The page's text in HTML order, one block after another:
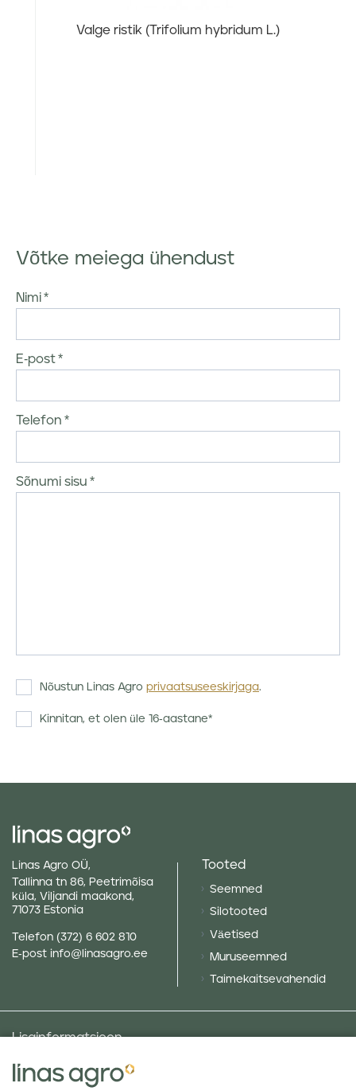
Valge ristik (Trifolium hybridum L.)
Võtke meiega ühendust
Nimi
E-post
Telefon
Sõnumi sisu
Nõustun Linas Agro privaatsuseeskirjaga.
Kinnitan, et olen üle 16-aastane*
Linas Agro OÜ,
Tallinna tn 86, Peetrimõisa
küla, Viljandi maakond,
71073 Estonia
Telefon (372) 6 602 810
E-post info@linasagro.ee
Tooted
Seemned
Silotooted
Väetised
Muruseemned
Taimekaitsevahendid
Lisainformatsioon
Taluniku põllugalerii
Sotsiaalne vastutus ja poliitikad